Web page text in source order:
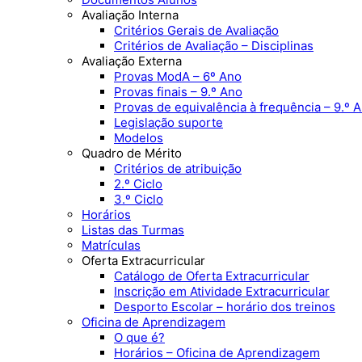
Avaliação Interna
Critérios Gerais de Avaliação
Critérios de Avaliação – Disciplinas
Avaliação Externa
Provas ModA – 6º Ano
Provas finais – 9.º Ano
Provas de equivalência à frequência – 9.º
Legislação suporte
Modelos
Quadro de Mérito
Critérios de atribuição
2.º Ciclo
3.º Ciclo
Horários
Listas das Turmas
Matrículas
Oferta Extracurricular
Catálogo de Oferta Extracurricular
Inscrição em Atividade Extracurricular
Desporto Escolar – horário dos treinos
Oficina de Aprendizagem
O que é?
Horários – Oficina de Aprendizagem